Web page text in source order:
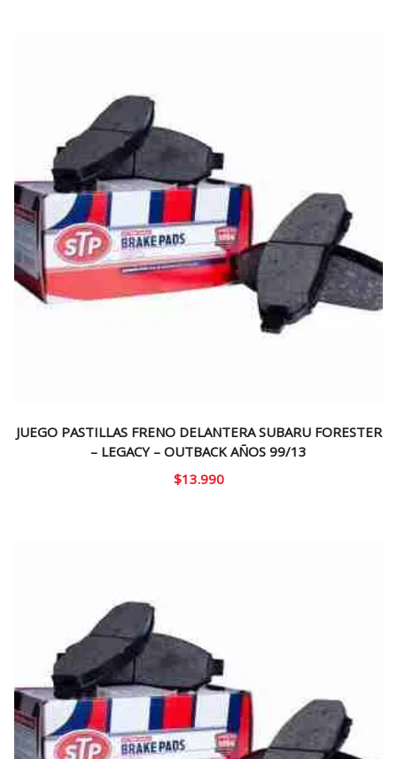
JUEGO PASTILLAS FRENO DELANTERA SUBARU FORESTER
– LEGACY – OUTBACK AÑOS 99/13
$13.990